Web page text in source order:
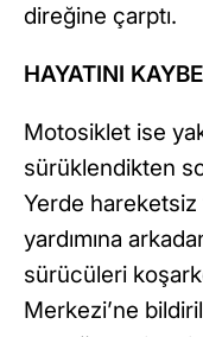
direğine çarptı.
HAYATINI
Motosiklet ise
sürüklendikten
Yerde hareketsiz
yardımına
sürücüleri
Merkezi’ne